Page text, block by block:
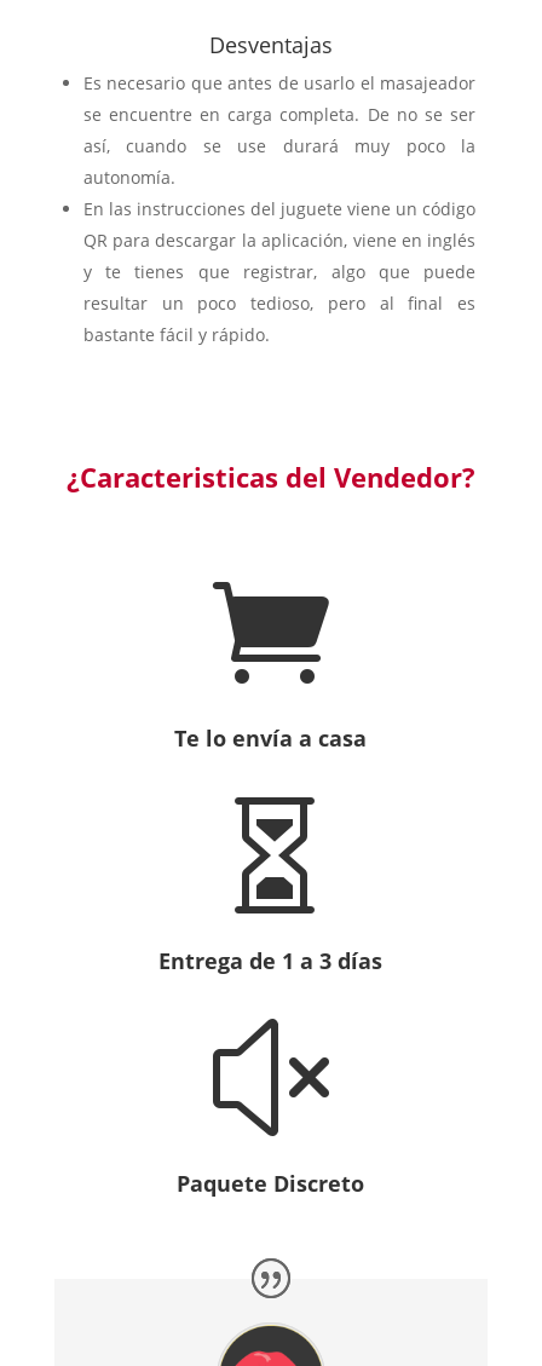
Desventajas
Es necesario que antes de usarlo el masajeador
se encuentre en carga completa. De no se ser
así, cuando se use durará muy poco la
autonomía.
En las instrucciones del juguete viene un código
QR para descargar la aplicación, viene en inglés
y te tienes que registrar, algo que puede
resultar un poco tedioso, pero al final es
bastante fácil y rápido.
¿Caracteristicas del Vendedor?

Te lo envía a casa

Entrega de 1 a 3 días
x
Paquete Discreto